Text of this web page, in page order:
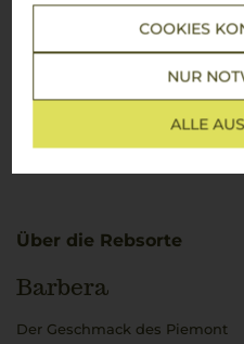
COOKIES
NUR
ALLE
Über die Rebsorte
Barbera
Der Geschmack des Piemont